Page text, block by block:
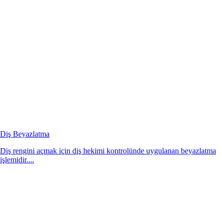
Diş Beyazlatma
Diş rengini açmak için diş hekimi kontrolünde uygulanan beyazlatma
işlemidir....